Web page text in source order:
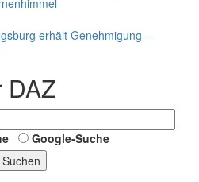
erhält Genehmigung –
DAZ
Google-Suche
Suchen